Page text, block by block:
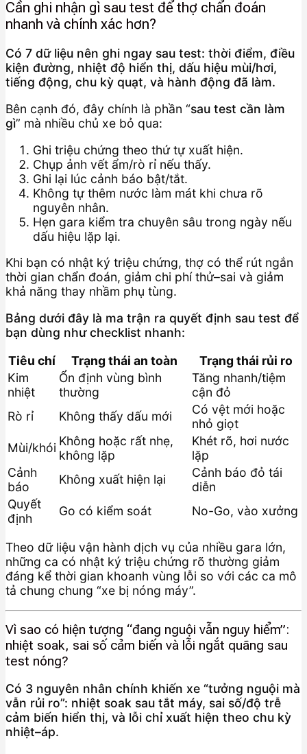
Cần ghi nhận gì sau test để thợ chẩn đoán
nhanh và chính xác hơn?
Có 7 dữ liệu nên ghi ngay sau test: thời điểm, điều
kiện đường, nhiệt độ hiển thị, dấu hiệu mùi/hơi,
tiếng động, chu kỳ quạt, và hành động đã làm.
Bên cạnh đó, đây chính là phần “sau test cần làm
gì” mà nhiều chủ xe bỏ qua:
Ghi triệu chứng theo thứ tự xuất hiện.
Chụp ảnh vết ẩm/rò rỉ nếu thấy.
Ghi lại lúc cảnh báo bật/tắt.
Không tự thêm nước làm mát khi chưa rõ
nguyên nhân.
Hẹn gara kiểm tra chuyên sâu trong ngày nếu
dấu hiệu lặp lại.
Khi bạn có nhật ký triệu chứng, thợ có thể rút ngắn
thời gian chẩn đoán, giảm chi phí thử–sai và giảm
khả năng thay nhầm phụ tùng.
Bảng dưới đây là ma trận ra quyết định sau test để
bạn dùng như checklist nhanh:
Tiêu chí
Trạng thái an toàn
Trạng thái rủi ro
Kim
nhiệt
Ổn định vùng bình
thường
Tăng nhanh/tiệm
cận đỏ
Rò rỉ
Không thấy dấu mới
Có vệt mới hoặc
nhỏ giọt
Mùi/khói Không hoặc rất nhẹ,
không lặp
Khét rõ, hơi nước
lặp
Cảnh
báo
Không xuất hiện lại
Cảnh báo đỏ tái
diễn
Quyết
định
Go có kiểm soát No-Go, vào xưởng
Theo dữ liệu vận hành dịch vụ của nhiều gara lớn,
những ca có nhật ký triệu chứng rõ thường giảm
đáng kể thời gian khoanh vùng lỗi so với các ca mô
tả chung chung “xe bị nóng máy”.
Vì sao có hiện tượng “đang nguội vẫn nguy hiểm”:
nhiệt soak, sai số cảm biến và lỗi ngắt quãng sau
test nóng?
Có 3 nguyên nhân chính khiến xe “tưởng nguội mà
vẫn rủi ro”: nhiệt soak sau tắt máy, sai số/độ trễ
cảm biến hiển thị, và lỗi chỉ xuất hiện theo chu kỳ
nhiệt–áp.